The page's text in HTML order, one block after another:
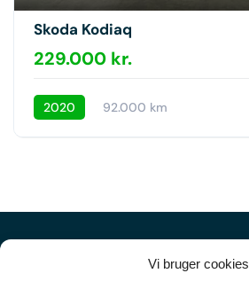
Vi bruger cookies
Skoda Kodiaq
229.000 kr.
2020 92.000 km